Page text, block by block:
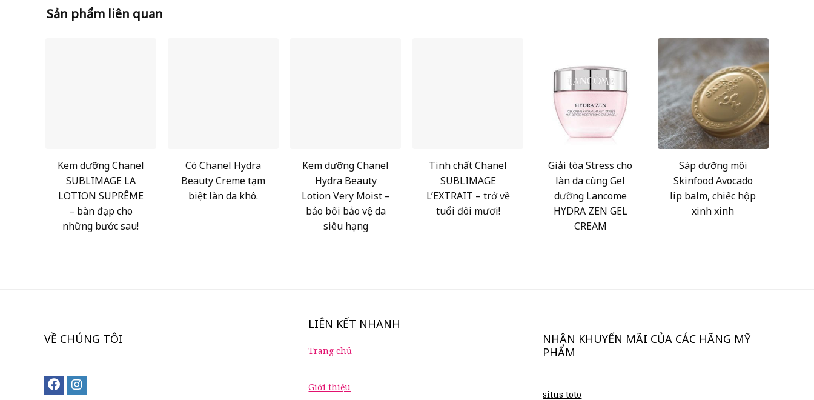
Sản phẩm liên quan
Kem dưỡng Chanel
SUBLIMAGE LA
LOTION SUPRÊME
– bàn đạp cho
những bước sau!
Có Chanel Hydra
Beauty Creme tạm
biệt làn da khô.
Kem dưỡng Chanel
Hydra Beauty
Lotion Very Moist –
bảo bối bảo vệ da
siêu hạng
Tinh chất Chanel
SUBLIMAGE
L’EXTRAIT – trở về
tuổi đôi mươi!
Giải tòa Stress cho
làn da cùng Gel
dưỡng Lancome
HYDRA ZEN GEL
CREAM
Sáp dưỡng môi
Skinfood Avocado
lip balm, chiếc hộp
xinh xinh
VỀ CHÚNG TÔI
LIÊN KẾT NHANH
Trang chủ
Giới thiệu
NHẬN KHUYẾN MÃI CỦA CÁC HÃNG MỸ
PHẨM
situs toto